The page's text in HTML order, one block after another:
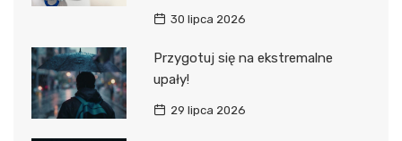
30 lipca 2026
Przygotuj się na ekstremalne
upały!
29 lipca 2026